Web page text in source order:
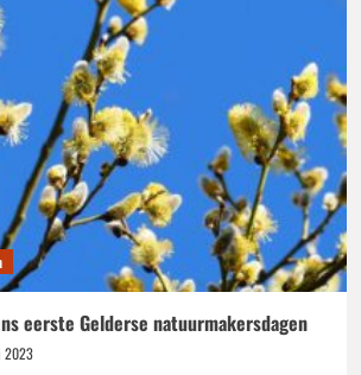
eerste Gelderse natuurmakersdagen
2023